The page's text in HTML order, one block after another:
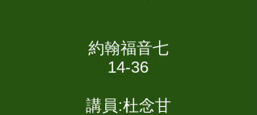
約翰福音七
14-36
講員:杜念甘